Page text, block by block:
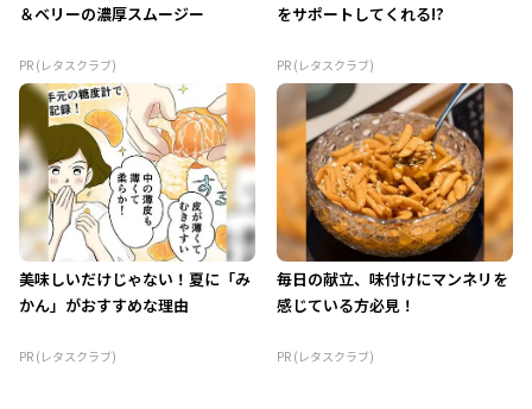
＆ベリーの濃厚スムージー
PR (レタスクラブ)
をサポートしてくれる!?
PR (レタスクラブ)
美味しいだけじゃない！夏に「み
かん」がおすすめな理由
PR (レタスクラブ)
毎日の献立、味付けにマンネリを
感じている方必見！
PR (レタスクラブ)